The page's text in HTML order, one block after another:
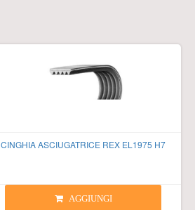
CINGHIA ASCIUGATRICE REX EL1975 H7
AGGIUNGI